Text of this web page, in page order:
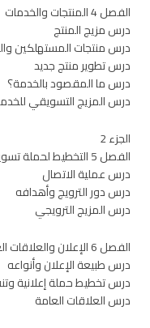
الفصل 4 المنتجات والخدمات
درس مزيج المنتج
درس منتجات المستهلكين
درس تطوير منتج جديد
درس ما المقصود بالخدمة؟
درس المزيج التسويقي
الجزء 2
الفصل 5 التخطيط لحملة تسويقية
درس عملية الاتصال
درس دور الترويج وأهدافه
درس المزيج الترويجي
الفصل 6 الإعلان والعلاقات العامة
درس طبيعة الإعلان وأنواعه
درس تخطيط حملة إعلانية
درس العلاقات العامة